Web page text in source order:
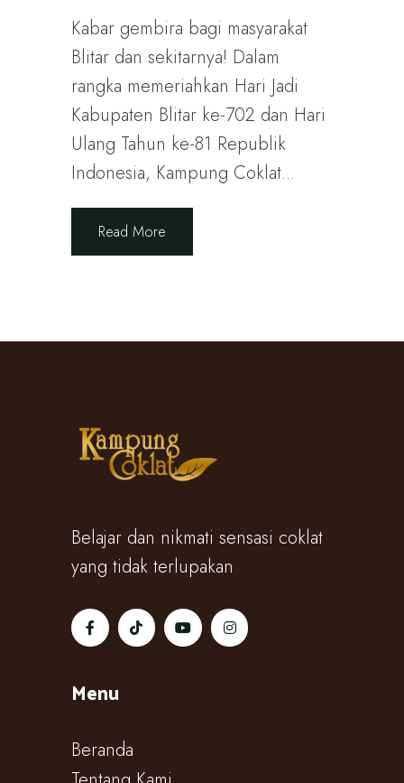
Kabar gembira bagi masyarakat
Blitar dan sekitarnya! Dalam
rangka memeriahkan Hari Jadi
Kabupaten Blitar ke-702 dan Hari
Ulang Tahun ke-81 Republik
Indonesia, Kampung Coklat...
Read More
Belajar dan nikmati sensasi coklat
yang tidak terlupakan
Menu
Beranda